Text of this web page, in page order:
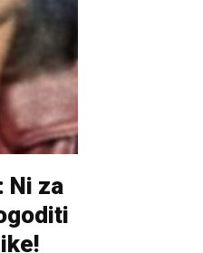
Ni za